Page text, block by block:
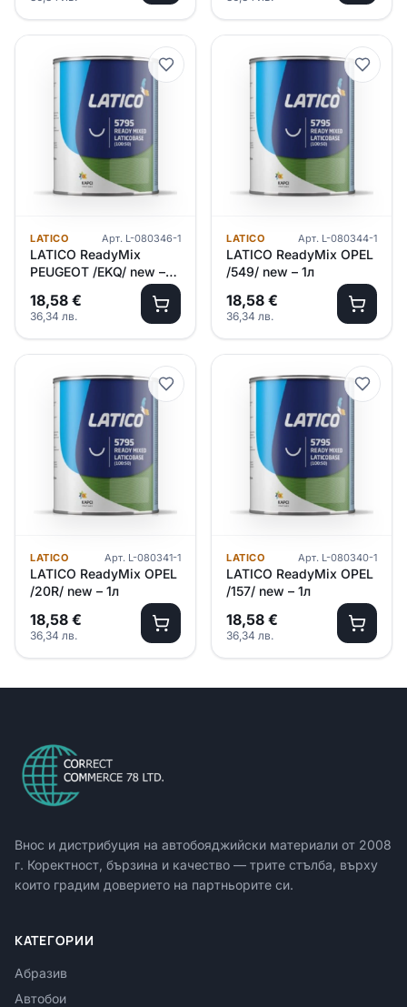
LATICO Арт. L-080346-1
LATICO ReadyMix
PEUGEOT /EKQ/ new –
18,58 €
36,34 лв.
LATICO Арт. L-080344-1
LATICO ReadyMix OPEL
/549/ new – 1л
18,58 €
36,34 лв.
LATICO Арт. L-080341-1
LATICO ReadyMix OPEL
/20R/ new – 1л
18,58 €
36,34 лв.
LATICO Арт. L-080340-1
LATICO ReadyMix OPEL
/157/ new – 1л
18,58 €
36,34 лв.
Внос и дистрибуция на автобояджийски материали от 2008
г. Коректност, бързина и качество — трите стълба, върху
които градим доверието на партньорите си.
КАТЕГОРИИ
Абразив
Автобои